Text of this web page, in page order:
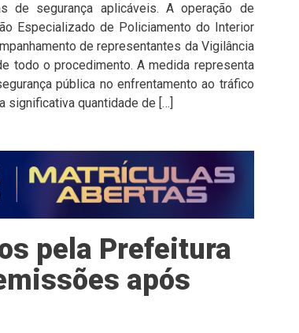
de segurança aplicáveis. A operação de
Especializado de Policiamento do Interior
de representantes da Vigilância
todo o procedimento. A medida representa
pública no enfrentamento ao tráfico
significativa quantidade de […]
pela Prefeitura
após